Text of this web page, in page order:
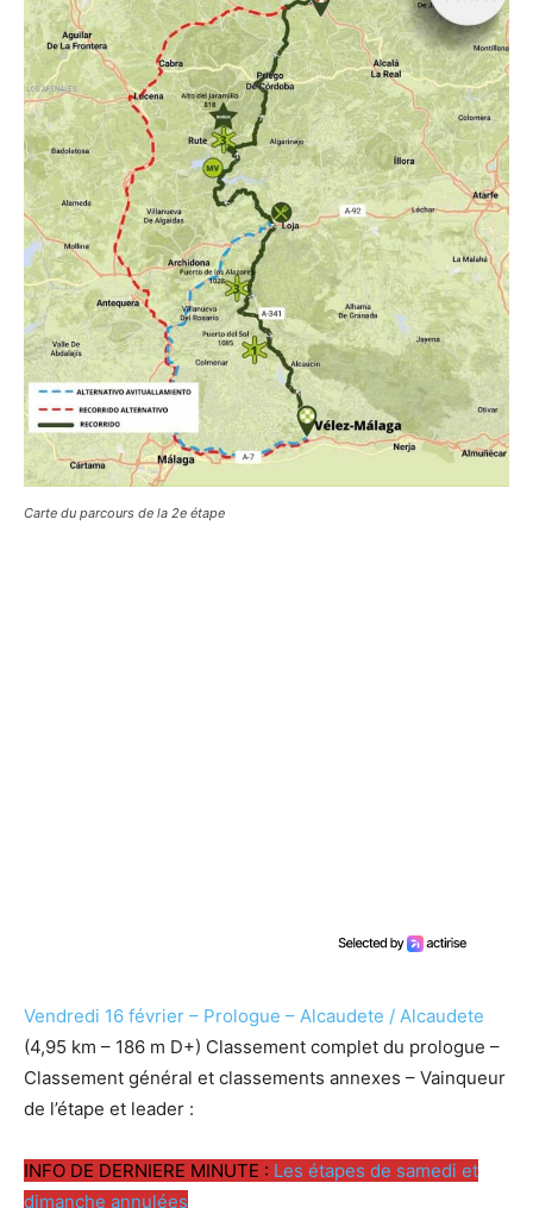
Carte du parcours de la 2e étape
Vendredi 16 février – Prologue – Alcaudete / Alcaudete
(4,95 km – 186 m D+) Classement complet du prologue –
Classement général et classements annexes – Vainqueur
de l’étape et leader :
INFO DE DERNIERE MINUTE : Les étapes de samedi et
dimanche annulées